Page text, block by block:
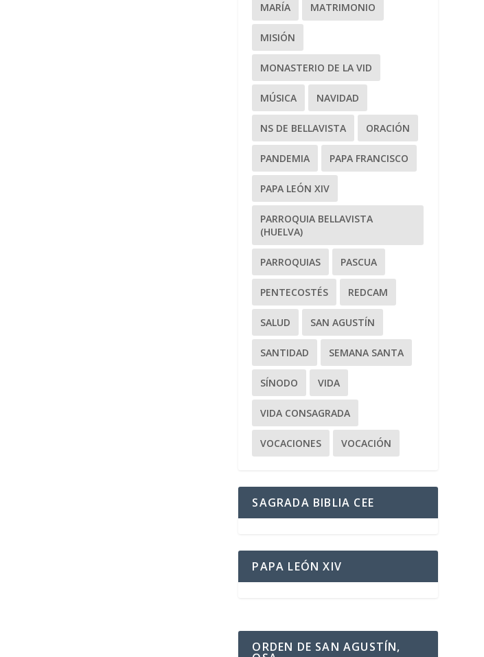
MARÍA MATRIMONIO
MISIÓN
MONASTERIO DE LA VID
MÚSICA NAVIDAD
NS DE BELLAVISTA ORACIÓN
PANDEMIA PAPA FRANCISCO
PAPA LEÓN XIV
PARROQUIA BELLAVISTA
(HUELVA)
PARROQUIAS PASCUA
PENTECOSTÉS REDCAM
SALUD SAN AGUSTÍN
SANTIDAD SEMANA SANTA
SÍNODO VIDA
VIDA CONSAGRADA
VOCACIONES VOCACIÓN
SAGRADA BIBLIA CEE
PAPA LEÓN XIV
ORDEN DE SAN AGUSTÍN,